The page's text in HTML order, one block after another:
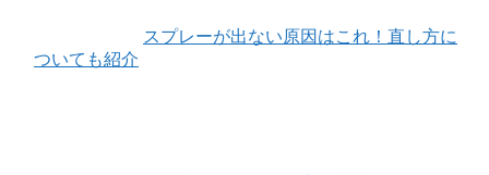
スプレーが出ない原因はこれ！直し方に
ついても紹介